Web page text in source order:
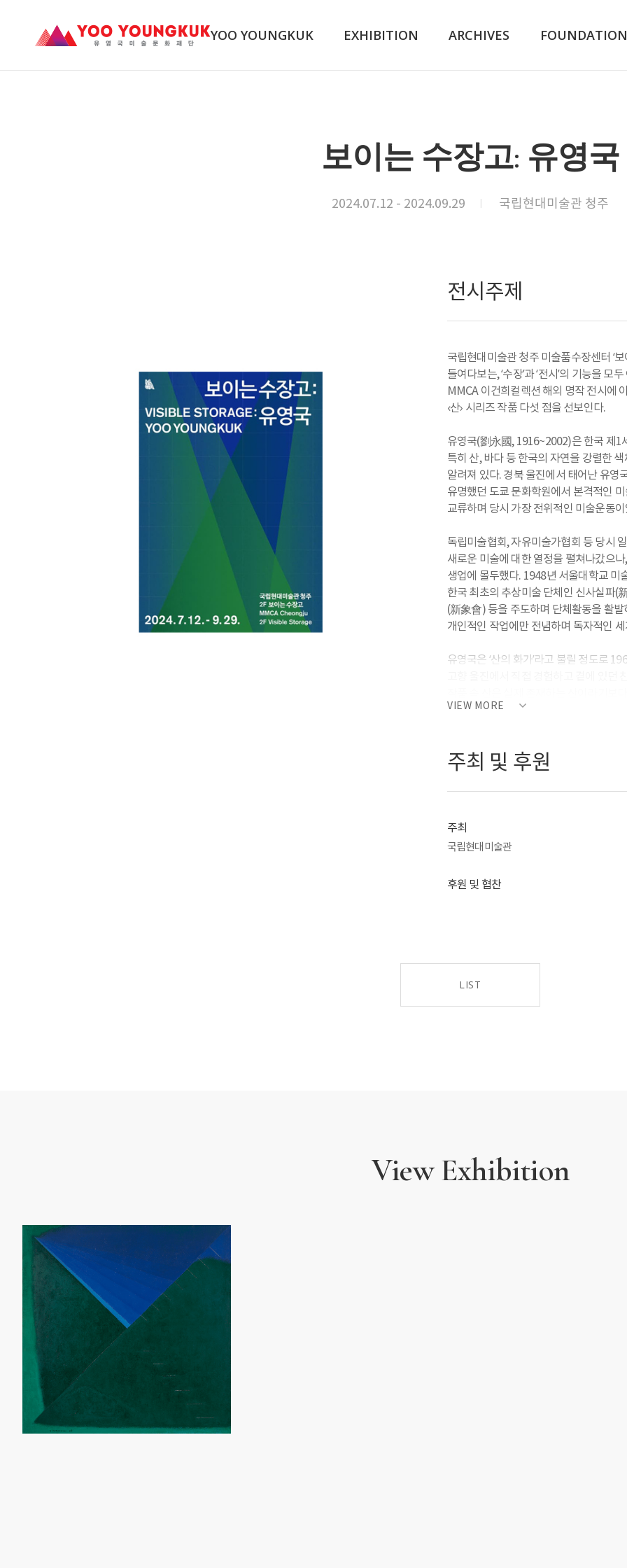
YOO YOUNGKUK EXHIBITION ARCHIVES FOUNDATION
보이는 수장고: 유영국
2024.07.12 - 2024.09.29 국립현대미술관 청주
전시주제
국립현대미술관 청주 미술품수장센터 ‘
들여다보는, ‘수장’과 ‘전시’의 기능을
MMCA 이건희컬렉션 해외 명작 전시에
‹산› 시리즈 작품 다섯 점을 선보인다.
유영국(劉永國, 1916~2002)은 한국 제1
특히 산, 바다 등 한국의 자연을 강렬한
알려져 있다. 경북 울진에서 태어난 유
유명했던 도쿄 문화학원에서 본격적인
교류하며 당시 가장 전위적인 미술운동이
독립미술협회, 자유미술가협회 등 당시
새로운 미술에 대한 열정을 펼쳐나갔으
생업에 몰두했다. 1948년 서울대학교 미
한국 최초의 추상미술 단체인 신사실파(
(新象會) 등을 주도하며 단체활동을 활
개인적인 작업에만 전념하며 독자적인
유영국은 ‘산의 화가’라고 불릴 정도로
숭고함을 나타내는 ‘관념’의 표상이자 한
작품은 서양화의 형식을 띠고 있지만 동
1950~60년대 초반 물감의 거친 질감과
되자 색채가 전면으로 강조되면서 기하
역동성을 드러낸다. 더불어 삼원색을 바
모두가 볼 수 있는 열린 형태의 수장고인
유영국의 작품이 선사하는 색다른 감동을
VIEW MORE
주최 및 후원
주최
국립현대미술관
후원 및 협찬
LIST
View Exhibition